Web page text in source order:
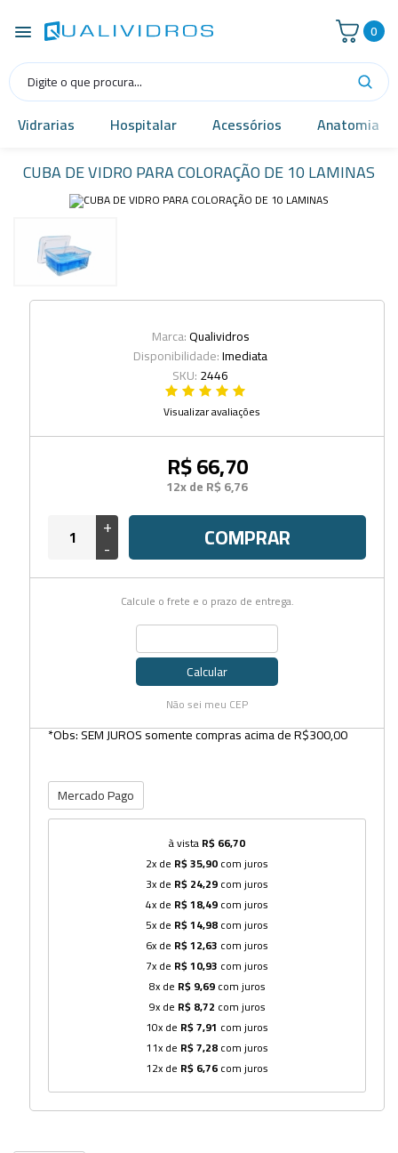
0
Vidrarias Hospitalar Acessórios Anatomia
CUBA DE VIDRO PARA COLORAÇÃO DE 10 LAMINAS
Marca:Qualividros
Disponibilidade:Imediata
SKU:2446
Visualizar avaliações
R$ 66,70
12x de R$ 6,76
+
- COMPRAR
Calcule o frete e o prazo de entrega.
Calcular
Não sei meu CEP
*Obs: SEM JUROS somente compras acima de R$300,00
Mercado Pago
à vistaR$ 66,70
2x de R$ 35,90com juros
3x de R$ 24,29com juros
4x de R$ 18,49com juros
5x de R$ 14,98com juros
6x de R$ 12,63 com juros
7x de R$ 10,93 com juros
8x de R$ 9,69com juros
9x de R$ 8,72 com juros
10x de R$ 7,91 com juros
11x de R$ 7,28com juros
12x de R$ 6,76com juros